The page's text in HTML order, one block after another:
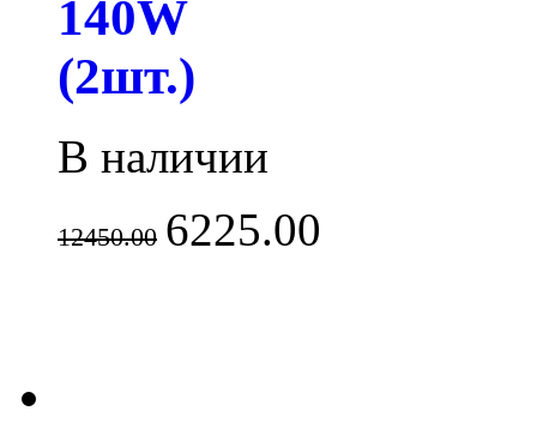
140W
(2шт.)
В наличии
12450.00 6225.00